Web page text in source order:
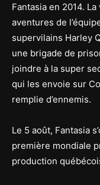
Fantasia en 2014.
aventures de
supervilains Harley
une brigade de
joindre à la super
qui les envoie sur
remplie d’ennemis.
Le 5 août, Fantasia
première mondiale
production